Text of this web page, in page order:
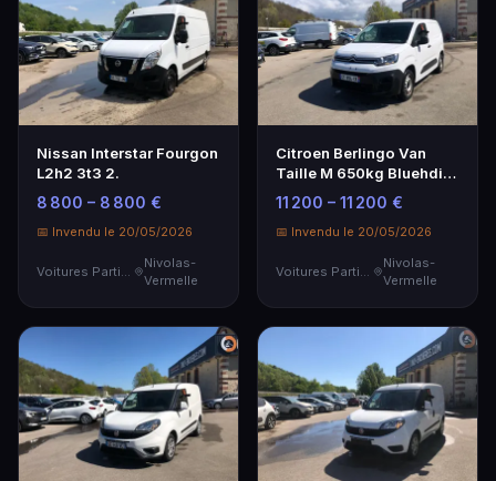
Nissan Interstar Fourgon
L2h2 3t3 2.
8 800 – 8 800 €
📅 Invendu le 20/05/2026
Voitures Particulières
Nivolas-
Vermelle
Citroen Berlingo Van
Taille M 650kg Bluehdi
100 S&S Bvm6 - G…
11 200 – 11 200 €
📅 Invendu le 20/05/2026
Voitures Particulières
Nivolas-
Vermelle